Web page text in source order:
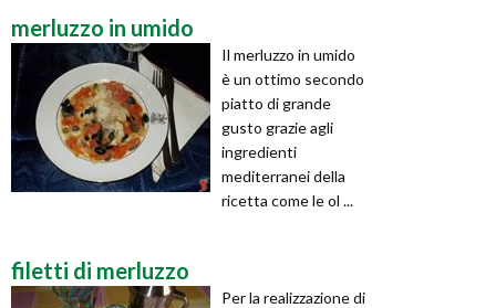
merluzzo in umido
Il merluzzo in umido
è un ottimo secondo
piatto di grande
gusto grazie agli
ingredienti
mediterranei della
ricetta come le ol ...
filetti di merluzzo
Per la realizzazione di